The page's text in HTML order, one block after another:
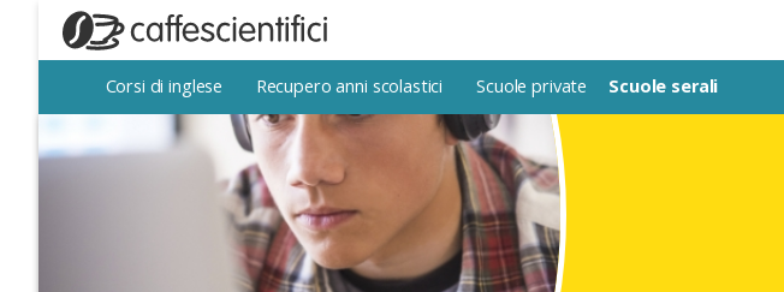
Corsi di inglese
Corsi di inglese Recupero anni scolastici
Recupero anni scolastici Scuole private
Scuole private Scuole serali
Scuole serali